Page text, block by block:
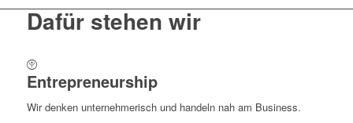
Dafür stehen wir
Entrepreneurship
Wir denken unternehmerisch und handeln nah am Business.